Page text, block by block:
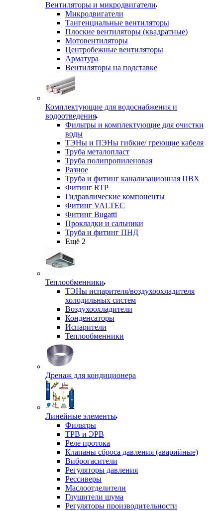
Вентиляторы и микродвигатели
Микродвигатели
Тангенциальные вентиляторы
Плоские вентиляторы (квадратные)
Мотовентиляторы
Центробежные вентиляторы
Арматура
Вентиляторы на подставке
Комплектующие для водоснабжения и
водоотведения
Фильтры и комплектующие для очистки
воды
ТЭНы и ПЭНы гибкие/ греющие кабеля
Труба металопласт
Труба полипропиленовая
Разное
Труба и фитинг канализационная ПВХ
Фитинг RTP
Гидравлические компоненты
Фитинг VALTEC
Фитинг Bugatti
Прокладки и сальники
Труба и фитинг ПНД
Ещё 2
Теплообменники
ТЭНы испарителя/воздухоохладителя
холодильных систем
Воздухоохладители
Конденсаторы
Испарители
Теплообменники
Дренаж для кондиционера
Линейные элементы
Фильтры
ТРВ и ЭРВ
Реле протока
Клапаны сброса давления (аварийные)
Виброгасители
Регуляторы давления
Рессиверы
Маслоотделители
Глушители шума
Регуляторы производительности